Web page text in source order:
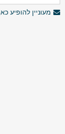
מעוניין להופיע